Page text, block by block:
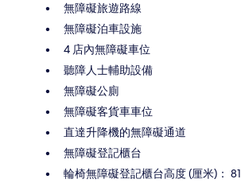
無障礙旅遊路線
無障礙泊車設施
4 店內無障礙車位
聽障人士輔助設備
無障礙公廁
無障礙客貨車車位
直達升降機的無障礙通道
無障礙登記櫃台
輪椅無障礙登記櫃台高度 (厘米)： 81